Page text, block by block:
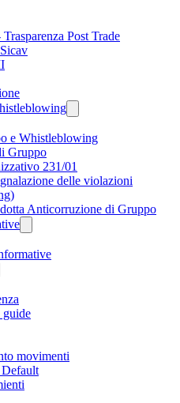
Post Trade
e Whistleblowing
Gruppo
231/01
delle violazioni
Anticorruzione di Gruppo
guide
movimenti